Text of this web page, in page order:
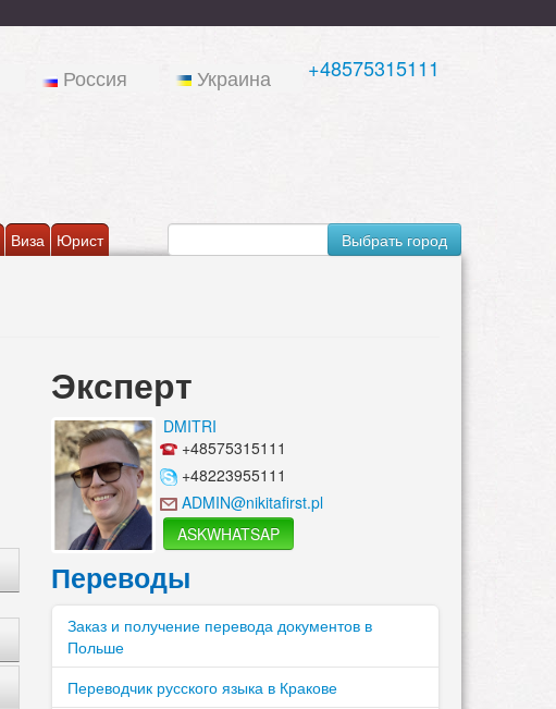
Россия Украина +48575315111
Виза Юрист Выбрать город
Эксперт
DMITRI
+48575315111
+48223955111
ADMIN@nikitafirst.pl
ASKWHATSAP
Переводы
Заказ и получение перевода документов в
Польше
Переводчик русского языка в Кракове